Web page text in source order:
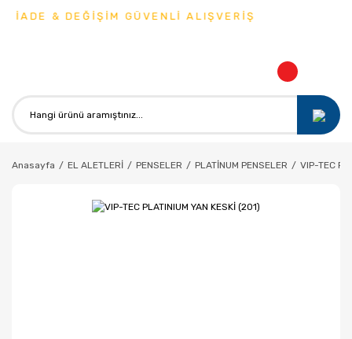
İADE & DEĞİŞİM GÜVENLİ ALIŞVERİŞ
Anasayfa EL ALETLERİ PENSELER PLATİNUM PENSELER VIP-TEC